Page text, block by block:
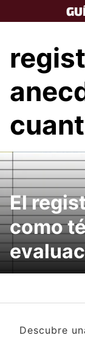
to
El
como
Descubre